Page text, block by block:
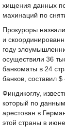
хищения данных
махинаций по
Прокуроры
и
году
осуществили 36
банкоматы в 24
банков, составил
Финдикоглу,
который по
арестован в
этой страны в